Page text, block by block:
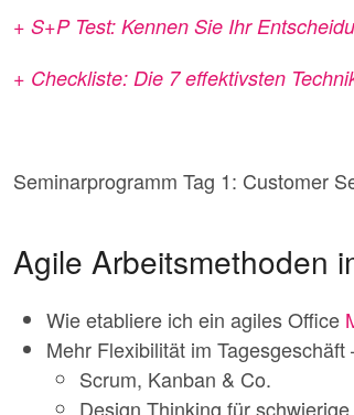
+ S+P Test: Kennen Sie Ihr
+ Checkliste: Die 7 effektivsten
Seminarprogramm Tag 1: Customer
Agile Arbeitsmethoden
Wie etabliere ich ein agiles Office
Mehr Flexibilität im
Scrum, Kanban & Co.
Design Thinking für